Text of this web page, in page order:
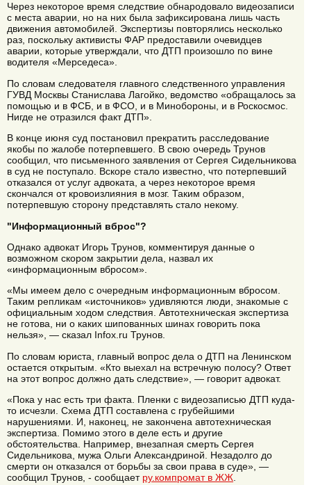
Через некоторое время следствие обнародовало видеозаписи
с места аварии, но на них была зафиксирована лишь часть
движения автомобилей. Экспертизы повторялись несколько
раз, поскольку активисты ФАР предоставили очевидцев
аварии, которые утверждали, что ДТП произошло по вине
водителя «Мерседеса».
По словам следователя главного следственного управления
ГУВД Москвы Станислава Лагойко, ведомство «обращалось за
помощью и в ФСБ, и в ФСО, и в Минобороны, и в Роскосмос.
Нигде не отразился факт ДТП».
В конце июня суд постановил прекратить расследование
якобы по жалобе потерпевшего. В свою очередь Трунов
сообщил, что письменного заявления от Сергея Сидельникова
в суд не поступало. Вскоре стало известно, что потерпевший
отказался от услуг адвоката, а через некоторое время
скончался от кровоизлияния в мозг. Таким образом,
потерпевшую сторону представлять стало некому.
"Информационный вброс"?
Однако адвокат Игорь Трунов, комментируя данные о
возможном скором закрытии дела, назвал их
«информационным вбросом».
«Мы имеем дело с очередным информационным вбросом.
Таким репликам «источников» удивляются люди, знакомые с
официальным ходом следствия. Автотехническая экспертиза
не готова, ни о каких шипованных шинах говорить пока
нельзя», — сказал Infox.ru Трунов.
По словам юриста, главный вопрос дела о ДТП на Ленинском
остается открытым. «Кто выехал на встречную полосу? Ответ
на этот вопрос должно дать следствие», — говорит адвокат.
«Пока у нас есть три факта. Пленки с видеозаписью ДТП куда-
то исчезли. Схема ДТП составлена с грубейшими
нарушениями. И, наконец, не закончена автотехническая
экспертиза. Помимо этого в деле есть и другие
обстоятельства. Например, внезапная смерть Сергея
Сидельникова, мужа Ольги Александриной. Незадолго до
смерти он отказался от борьбы за свои права в суде», —
сообщил Трунов, - сообщает ру.компромат в ЖЖ